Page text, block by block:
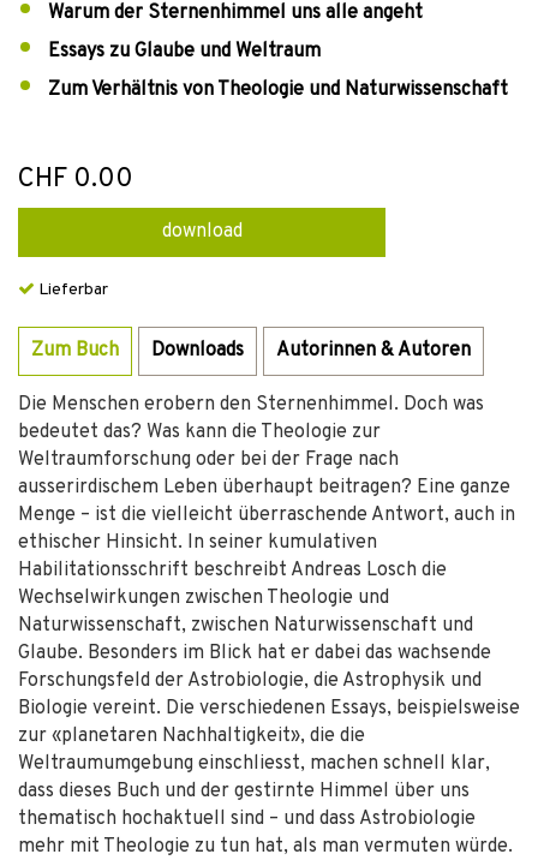
Warum der Sternenhimmel uns alle angeht
Essays zu Glaube und Weltraum
Zum Verhältnis von Theologie und Naturwissenschaft
CHF 0.00
download
Lieferbar
Zum Buch Downloads Autorinnen & Autoren
Die Menschen erobern den Sternenhimmel. Doch was
bedeutet das? Was kann die Theologie zur
Weltraumforschung oder bei der Frage nach
ausserirdischem Leben überhaupt beitragen? Eine ganze
Menge – ist die vielleicht überraschende Antwort, auch in
ethischer Hinsicht. In seiner kumulativen
Habilitationsschrift beschreibt Andreas Losch die
Wechselwirkungen zwischen Theologie und
Naturwissenschaft, zwischen Naturwissenschaft und
Glaube. Besonders im Blick hat er dabei das wachsende
Forschungsfeld der Astrobiologie, die Astrophysik und
Biologie vereint. Die verschiedenen Essays, beispielsweise
zur «planetaren Nachhaltigkeit», die die
Weltraumumgebung einschliesst, machen schnell klar,
dass dieses Buch und der gestirnte Himmel über uns
thematisch hochaktuell sind – und dass Astrobiologie
mehr mit Theologie zu tun hat, als man vermuten würde.